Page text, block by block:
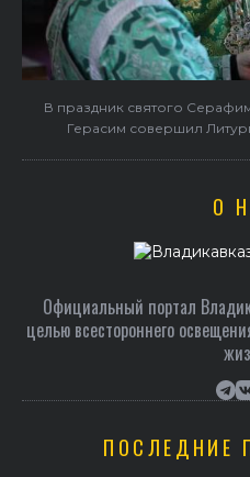
В праздник святого
Герасим совершил
О
Официальный портал
целью всестороннего
ПОСЛЕДНИЕ